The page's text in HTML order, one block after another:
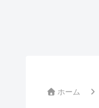
ホーム